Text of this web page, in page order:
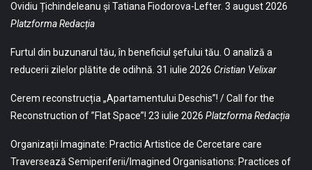
Ovidiu Țichindeleanu și Tatiana Fiodorova-Lefter. 3 august 2026
Platzforma Redacția
Furtul din buzunarul tău, în beneficiul șefului tău. O analiză a
reducerii zilelor plătite de odihnă. 31 iulie 2026 Cristian Velixar
Cerem reconstrucția „Apartamentului Deschis”! / Call for the
Reconstruction of ”Flat Space”! 23 iulie 2026 Platzforma Redacția
Organizații Imaginate: Practici Artistice de Cercetare care
Traversează Semiperiferii/Imagined Organisations: Practices of